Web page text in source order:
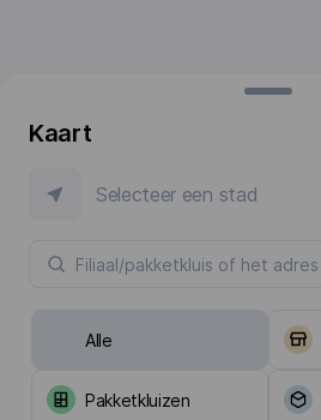
Kaart
Selecteer een stad
Alle
Pakketkluizen